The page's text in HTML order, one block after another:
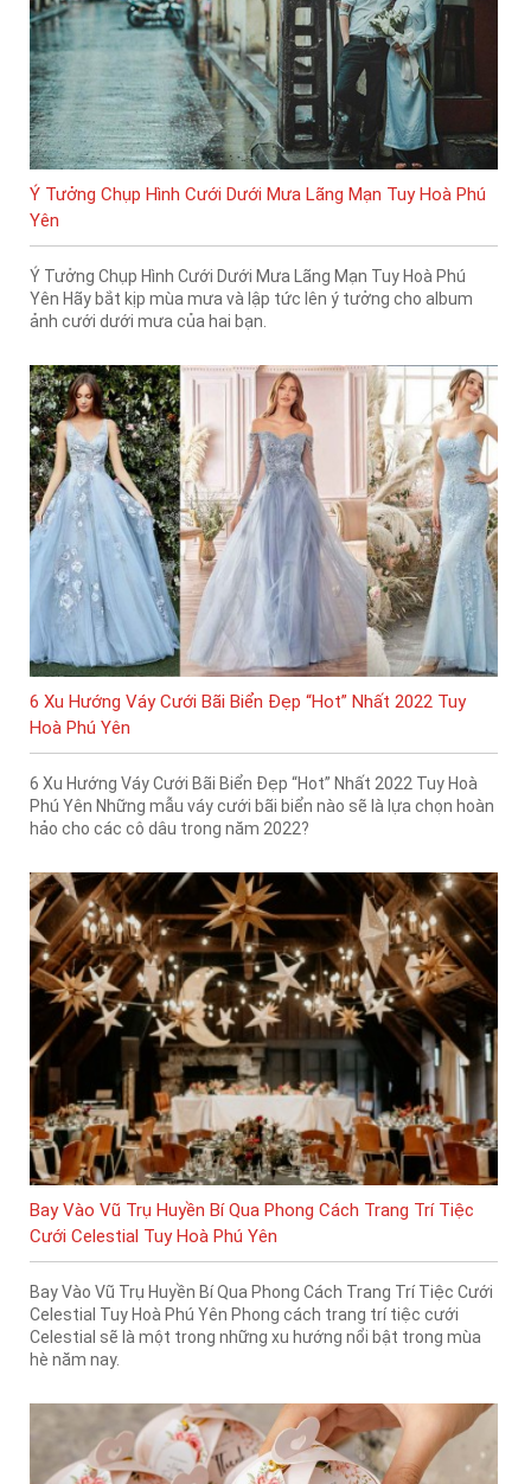
Ý Tưởng Chụp Hình Cưới Dưới Mưa Lãng Mạn Tuy Hoà Phú
Yên
Ý Tưởng Chụp Hình Cưới Dưới Mưa Lãng Mạn Tuy Hoà Phú
Yên Hãy bắt kịp mùa mưa và lập tức lên ý tưởng cho album
ảnh cưới dưới mưa của hai bạn.
6 Xu Hướng Váy Cưới Bãi Biển Đẹp “Hot” Nhất 2022 Tuy
Hoà Phú Yên
6 Xu Hướng Váy Cưới Bãi Biển Đẹp “Hot” Nhất 2022 Tuy Hoà
Phú Yên Những mẫu váy cưới bãi biển nào sẽ là lựa chọn hoàn
hảo cho các cô dâu trong năm 2022?
Bay Vào Vũ Trụ Huyền Bí Qua Phong Cách Trang Trí Tiệc
Cưới Celestial Tuy Hoà Phú Yên
Bay Vào Vũ Trụ Huyền Bí Qua Phong Cách Trang Trí Tiệc Cưới
Celestial Tuy Hoà Phú Yên Phong cách trang trí tiệc cưới
Celestial sẽ là một trong những xu hướng nổi bật trong mùa
hè năm nay.